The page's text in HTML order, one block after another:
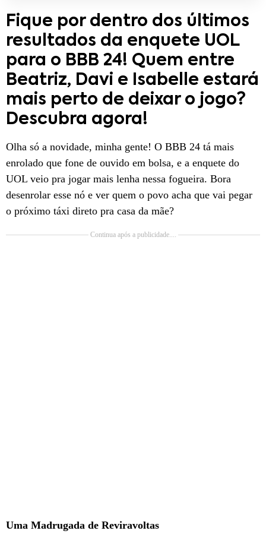
Fique por dentro dos últimos
resultados da enquete UOL
para o BBB 24! Quem entre
Beatriz, Davi e Isabelle estará
mais perto de deixar o jogo?
Descubra agora!
Olha só a novidade, minha gente! O BBB 24 tá mais
enrolado que fone de ouvido em bolsa, e a enquete do
UOL veio pra jogar mais lenha nessa fogueira. Bora
desenrolar esse nó e ver quem o povo acha que vai pegar
o próximo táxi direto pra casa da mãe?
Continua após a publicidade....
Uma Madrugada de Reviravoltas